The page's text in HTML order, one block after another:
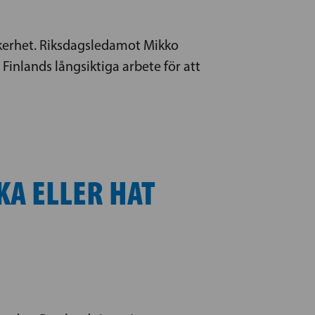
Riksdagsledamot Mikko
långsiktiga arbete för att
ELLER HAT